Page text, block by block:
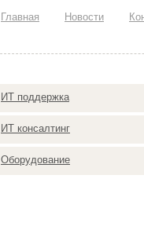
Главная Новости
ИТ поддержка
ИТ консалтинг
Оборудование